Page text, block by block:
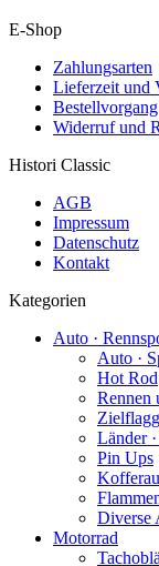
E-Shop
Zahlungsarten
Lieferzeit und
Bestellvorgang
Widerruf und
Histori Classic
AGB
Impressum
Datenschutz
Kontakt
Kategorien
Auto ·
Auto ·
Hot Rod
Rennen
Länder
Pin Ups
Diverse
Motorrad